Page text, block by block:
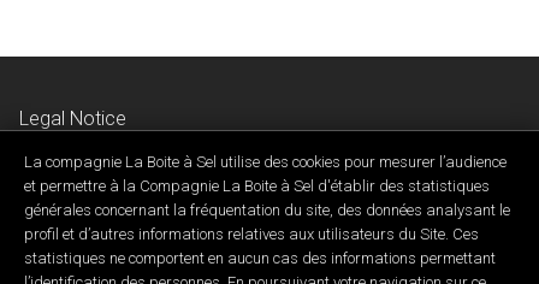
Legal Notice
Contact Us
La compagnie La Boite à Sel utilise des cookies pour mesurer l’audience
et permettre à la Compagnie La Boite à Sel d'établir des statistiques
générales concernant la fréquentation du site, des données analysant le
profil et d’autres informations relatives aux utilisateurs du Site. Ces
statistiques ne comportent en aucun cas des informations permettant